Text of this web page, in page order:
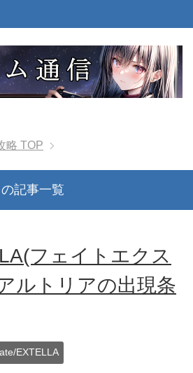
略 TOP
記事一覧
フェイトエクス
ルトリアの出現条
EXTELLA